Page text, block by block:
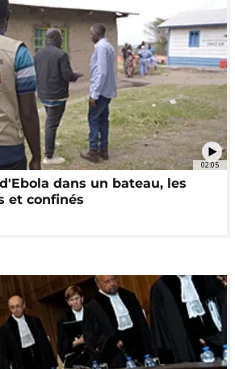
02:05
dans un bateau, les
et confinés